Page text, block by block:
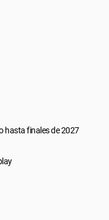
hasta finales de 2027